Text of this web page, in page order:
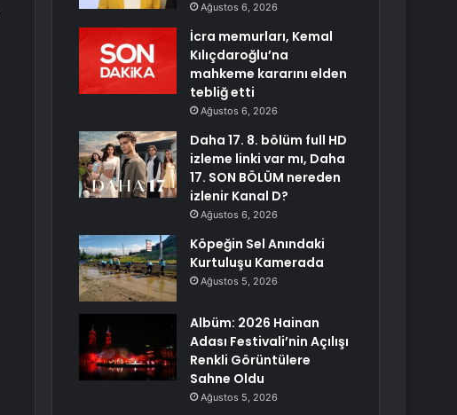
Ağustos 6, 2026
İcra memurları, Kemal
Kılıçdaroğlu’na
mahkeme kararını elden
tebliğ etti
Ağustos 6, 2026
Daha 17. 8. bölüm full HD
izleme linki var mı, Daha
17. SON BÖLÜM nereden
izlenir Kanal D?
Ağustos 6, 2026
Köpeğin Sel Anındaki
Kurtuluşu Kamerada
Ağustos 5, 2026
Albüm: 2026 Hainan
Adası Festivali’nin Açılışı
Renkli Görüntülere
Sahne Oldu
Ağustos 5, 2026